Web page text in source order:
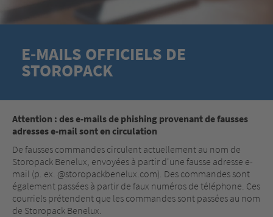
E-MAILS OFFICIELS DE
STOROPACK
Attention : des e-mails de phishing provenant de fausses
adresses e-mail sont en circulation
De fausses commandes circulent actuellement au nom de
Storopack Benelux, envoyées à partir d'une fausse adresse e-
mail (p. ex. @storopackbenelux.com). Des commandes sont
également passées à partir de faux numéros de téléphone. Ces
courriels prétendent que les commandes sont passées au nom
de Storopack Benelux.